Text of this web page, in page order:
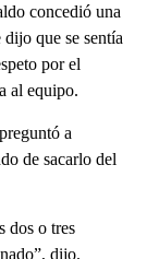
concedió una
que se sentía
por el
al equipo.
a
de sacarlo del
dos o tres
dijo.